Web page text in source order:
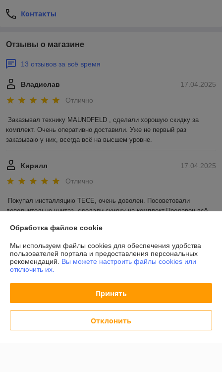
Контакты
Отзывы о магазине
13 отзывов за всё время
17.04.2025
Владислав
Отлично
Заказывал технику MAUNDFELD , сделали хорошую скидку за
комплект. Очень оперативно доставили. Уже не первый раз
заказываю у них, всегда всё на высшем уровне.
17.04.2025
Кирилл
Отлично
Покупал инсталляцию TECE, очень доволен. Посоветовали
дополнительно унитаз, сделали скидку на комплект.Продавец всё
О нас
Обработка файлов cookie
Мы используем файлы cookies для обеспечения удобства
пользователей портала и предоставления персональных
рекомендаций. Вы можете настроить файлы cookies или
отключить их.
Принять
Отклонить